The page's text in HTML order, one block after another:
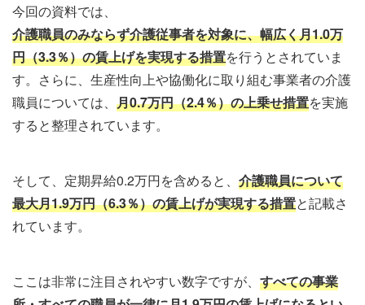
今回の資料では、
介護職員のみならず介護従事者を対象に、幅広く月1.0万
円（3.3％）の賃上げを実現する措置を行うとされていま
す。さらに、生産性向上や協働化に取り組む事業者の介護
職員については、 月0.7万円（2.4％）の上乗せ措置を実施
すると整理されています。
そして、定期昇給0.2万円を含めると、 介護職員について
最大月1.9万円（6.3％）の賃上げが実現する措置と記載さ
れています。
ここは非常に注目されやすい数字ですが、 すべての事業